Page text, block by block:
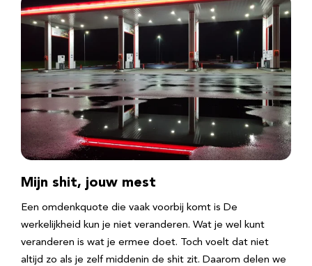
Mijn shit, jouw mest
Een omdenkquote die vaak voorbij komt is De
werkelijkheid kun je niet veranderen. Wat je wel kunt
veranderen is wat je ermee doet. Toch voelt dat niet
altijd zo als je zelf middenin de shit zit. Daarom delen we